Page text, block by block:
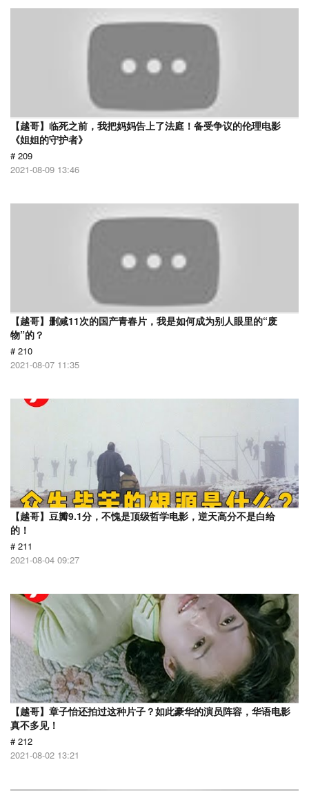
【越哥】临死之前，我把妈妈告上了法庭！备受争议的伦理电影
《姐姐的守护者》
# 209
2021-08-09 13:46
【越哥】删减11次的国产青春片，我是如何成为别人眼里的“废
物”的？
# 210
2021-08-07 11:35
【越哥】豆瓣9.1分，不愧是顶级哲学电影，逆天高分不是白给
的！
# 211
2021-08-04 09:27
【越哥】章子怡还拍过这种片子？如此豪华的演员阵容，华语电影
真不多见！
# 212
2021-08-02 13:21